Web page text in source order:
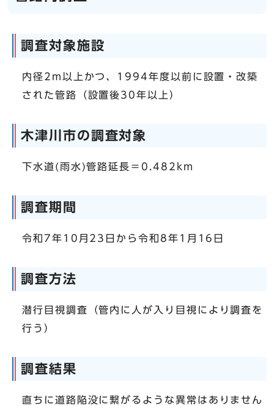
調査対象施設
内径2m以上かつ、1994年度以前に設置・改築
された管路（設置後30年以上）
木津川市の調査対象
下水道(雨水)管路延長＝0.482km
調査期間
令和7年10月23日から令和8年1月16日
調査方法
潜行目視調査（管内に人が入り目視により調査を
行う）
調査結果
直ちに道路陥没に繋がるような異常はありません